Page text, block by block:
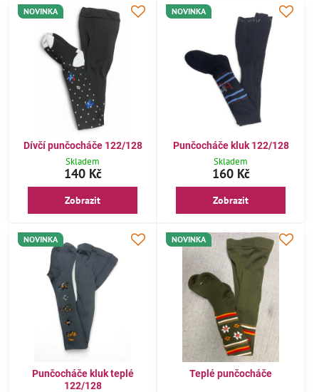
NOVINKA
Dívčí punčocháče 122/128
Skladem
140 Kč
Zobrazit
NOVINKA
Punčocháče kluk 122/128
Skladem
160 Kč
Zobrazit
NOVINKA
Punčocháče kluk teplé
122/128
NOVINKA
Teplé punčocháče